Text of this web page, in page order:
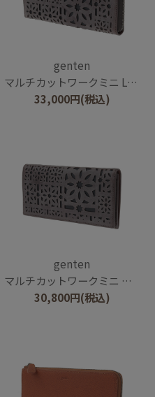
genten
マルチカットワークミニ L字ファスナー長財布
33,000円(税込)
genten
マルチカットワークミニ 長財布
30,800円(税込)